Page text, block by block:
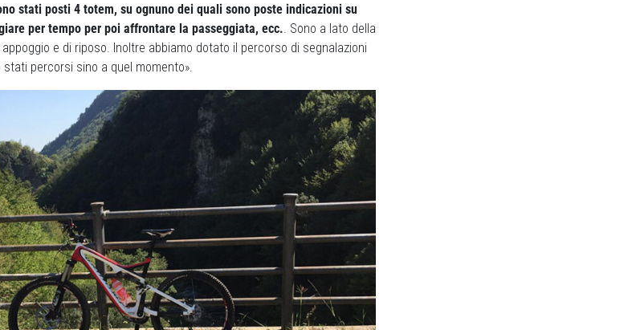
stati posti 4 totem, su ognuno dei quali sono poste indicazioni su
per tempo per poi affrontare la passeggiata, ecc.. Sono a lato della
e di riposo. Inoltre abbiamo dotato il percorso di segnalazioni
percorsi sino a quel momento».